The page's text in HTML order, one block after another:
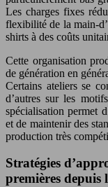
Les charges fixes
flexibilité de la main-
shirts à des coûts
Cette organisation
de génération en
Certains ateliers se
d’autres sur les
spécialisation permet
et de maintenir des
production très
Stratégies
premières depuis